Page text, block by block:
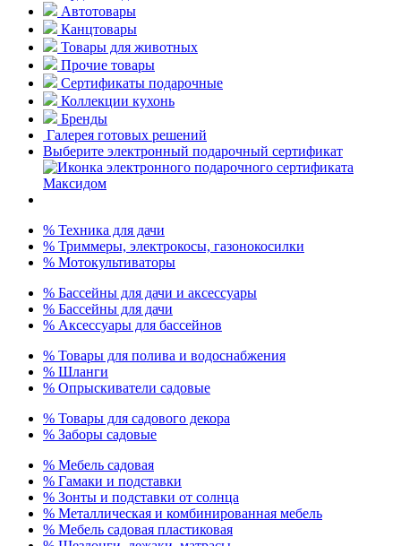
Автотовары
Канцтовары
Товары для животных
Прочие товары
Сертификаты подарочные
Коллекции кухонь
Бренды
Галерея готовых решений
Выберите электронный подарочный сертификат
% Техника для дачи
% Триммеры, электрокосы, газонокосилки
% Мотокультиваторы
% Бассейны для дачи и аксессуары
% Бассейны для дачи
% Аксессуары для бассейнов
% Товары для полива и водоснабжения
% Шланги
% Опрыскиватели садовые
% Товары для садового декора
% Заборы садовые
% Мебель садовая
% Гамаки и подставки
% Зонты и подставки от солнца
% Металлическая и комбинированная мебель
% Мебель садовая пластиковая